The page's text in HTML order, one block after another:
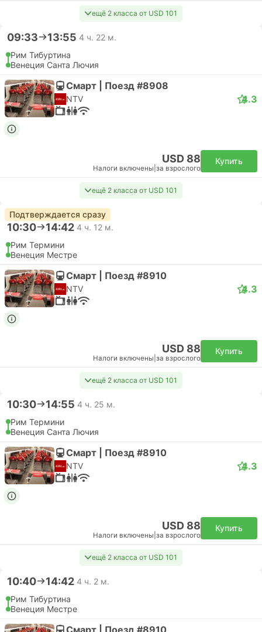
ещё 2 класса от USD 101
09:33 13:55 4 ч. 22 м.
Рим Тибуртина
Венеция Санта Лючия
Смарт | Поезд #8908
NTV 4.3
USD 88
Налоги включены за взрослого
Купить
ещё 2 класса от USD 101
Подтверждается сразу
10:30 14:42 4 ч. 12 м.
Рим Термини
Венеция Местре
Смарт | Поезд #8910
NTV 4.3
USD 88
Налоги включены за взрослого
Купить
ещё 2 класса от USD 101
10:30 14:55 4 ч. 25 м.
Рим Термини
Венеция Санта Лючия
Смарт | Поезд #8910
NTV 4.3
USD 88
Налоги включены за взрослого
Купить
ещё 2 класса от USD 101
10:40 14:42 4 ч. 2 м.
Рим Тибуртина
Венеция Местре
Смарт | Поезд #8910